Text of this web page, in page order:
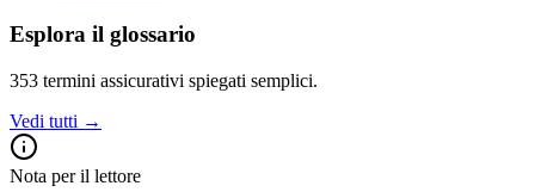
Esplora il glossario
353 termini assicurativi spiegati semplici.
Vedi tutti →
Nota per il lettore